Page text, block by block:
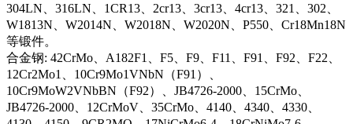
304LN、316LN、1CR13、2cr13、3cr13、4cr13、321、302、
W1813N、W2014N、W2018N、W2020N、P550、Cr18Mn18N
等锻件。
合金钢: 42CrMo、A182F1、F5、F9、F11、F91、F92、F22、
12Cr2Mo1、10Cr9Mo1VNbN（F91）、
10Cr9MoW2VNbBN（F92）、JB4726-2000、15CrMo、
JB4726-2000、12CrMoV、35CrMo、4140、4340、4330、